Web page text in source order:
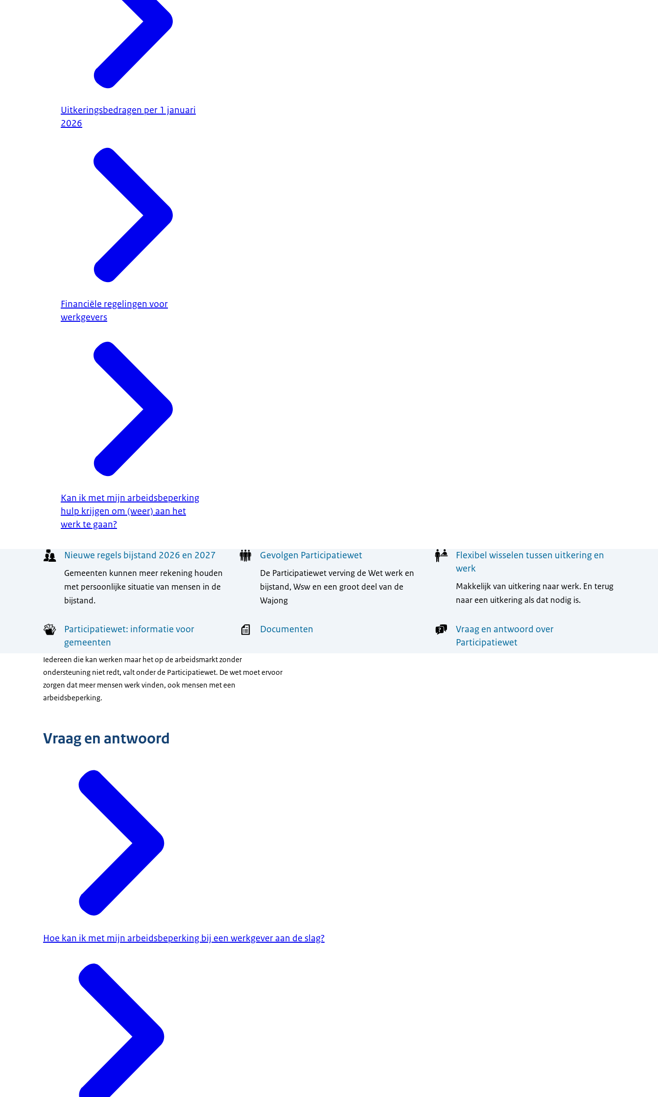
Uitkeringsbedragen per 1 januari
2026
Financiële regelingen voor
werkgevers
Kan ik met mijn arbeidsbeperking
hulp krijgen om (weer) aan het
werk te gaan?
Nieuwe regels bijstand 2026 en 2027
Gemeenten kunnen meer rekening houden
met persoonlijke situatie van mensen in de
bijstand.
Gevolgen Participatiewet
De Participatiewet verving de Wet werk en
bijstand, Wsw en een groot deel van de
Wajong
Flexibel wisselen tussen uitkering en
werk
Makkelijk van uitkering naar werk. En terug
naar een uitkering als dat nodig is.
Participatiewet: informatie voor
gemeenten
Documenten
Vraag en antwoord over
Participatiewet
Iedereen die kan werken maar het op de arbeidsmarkt zonder
ondersteuning niet redt, valt onder de Participatiewet. De wet moet ervoor
zorgen dat meer mensen werk vinden, ook mensen met een
arbeidsbeperking.
Vraag en antwoord
Hoe kan ik met mijn arbeidsbeperking bij een werkgever aan de slag?